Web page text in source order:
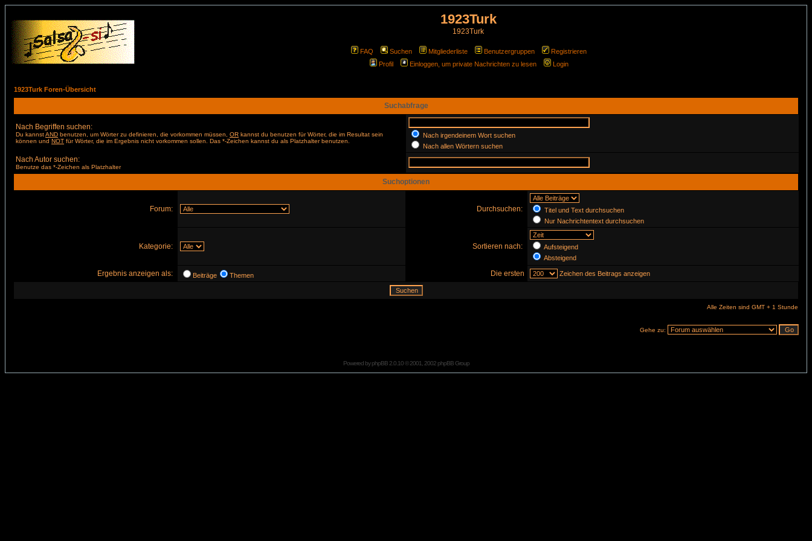
1923Turk
1923Turk
FAQ Suchen Mitgliederliste Benutzergruppen
Registrieren
Profil
Einloggen, um private Nachrichten zu lesen Login
1923Turk Foren-Übersicht
Suchabfrage
Nach Begriffen suchen:
Du kannstAND benutzen, um Wörter zu definieren, die vorkommen müssen, OR kannst du benutzen für Wörter, die im Resultat sein
können und NOT für Wörter, die im Ergebnis nicht vorkommen sollen. Das *-Zeichen kannst du als Platzhalter benutzen.
Nach irgendeinem Wort suchen
Nach allen Wörtern suchen
Nach Autor suchen:
Benutze das *-Zeichen als Platzhalter
Suchoptionen
Forum: Durchsuchen:
Titel und Text durchsuchen
Nur Nachrichtentext durchsuchen
Kategorie: Sortieren nach:
Aufsteigend
Absteigend
Ergebnis anzeigen als: Beiträge Themen Die ersten Zeichen des Beitrags anzeigen
Alle Zeiten sind GMT + 1 Stunde
Gehe zu:
Powered byphpBB2.0.10 © 2001, 2002 phpBB Group